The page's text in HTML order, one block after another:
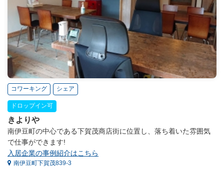
コワーキング シェア
ドロップイン可
きよりや
南伊豆町の中心である下賀茂商店街に位置し、落ち着いた雰囲気
で仕事ができます!
入居企業の事例紹介はこちら
南伊豆町下賀茂839-3